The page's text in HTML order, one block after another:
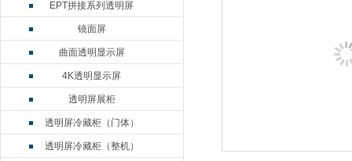
EPT拼接系列透明屏
镜面屏
曲面透明显示屏
4K透明显示屏
透明屏展柜
透明屏冷藏柜（门体）
透明屏冷藏柜（整机）